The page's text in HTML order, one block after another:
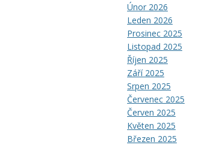
Únor 2026
Leden 2026
Prosinec 2025
Listopad 2025
Říjen 2025
Září 2025
Srpen 2025
Červenec 2025
Červen 2025
Květen 2025
Březen 2025